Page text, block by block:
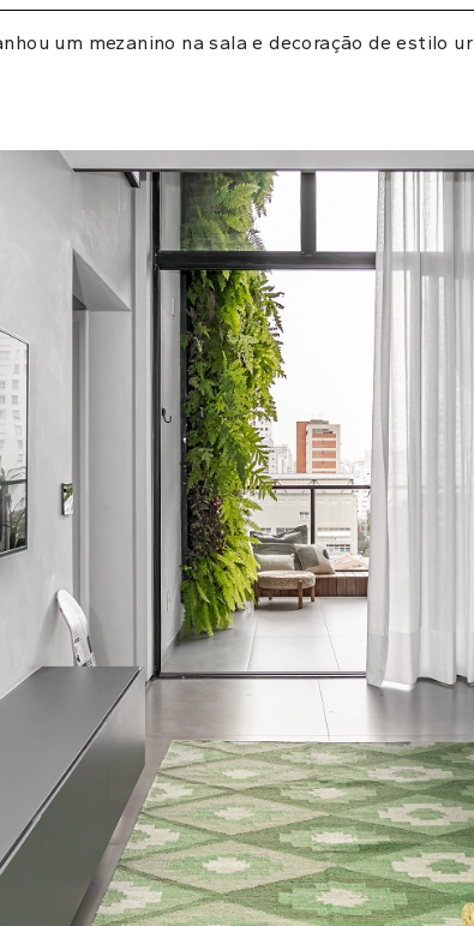
um mezanino na salae decoração de estilo